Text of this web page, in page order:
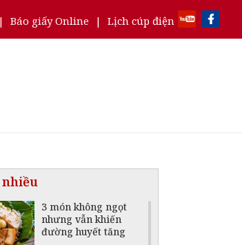
| Báo giấy Online | Lịch cúp điện
3 món không ngọt
nhưng vẫn khiến
đường huyết tăng